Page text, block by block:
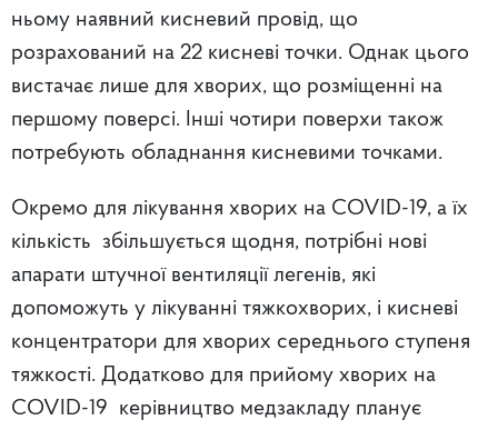
ньому наявний кисневий провід, що
розрахований на 22 кисневі точки. Однак цього
вистачає лише для хворих, що розміщенні на
першому поверсі. Інші чотири поверхи також
потребують обладнання кисневими точками.
Окремо для лікування хворих на COVID-19, а їх
кількість збільшується щодня, потрібні нові
апарати штучної вентиляції легенів, які
допоможуть у лікуванні тяжкохворих, і кисневі
концентратори для хворих середнього ступеня
тяжкості. Додатково для прийому хворих на
COVID-19 керівництво медзакладу планує